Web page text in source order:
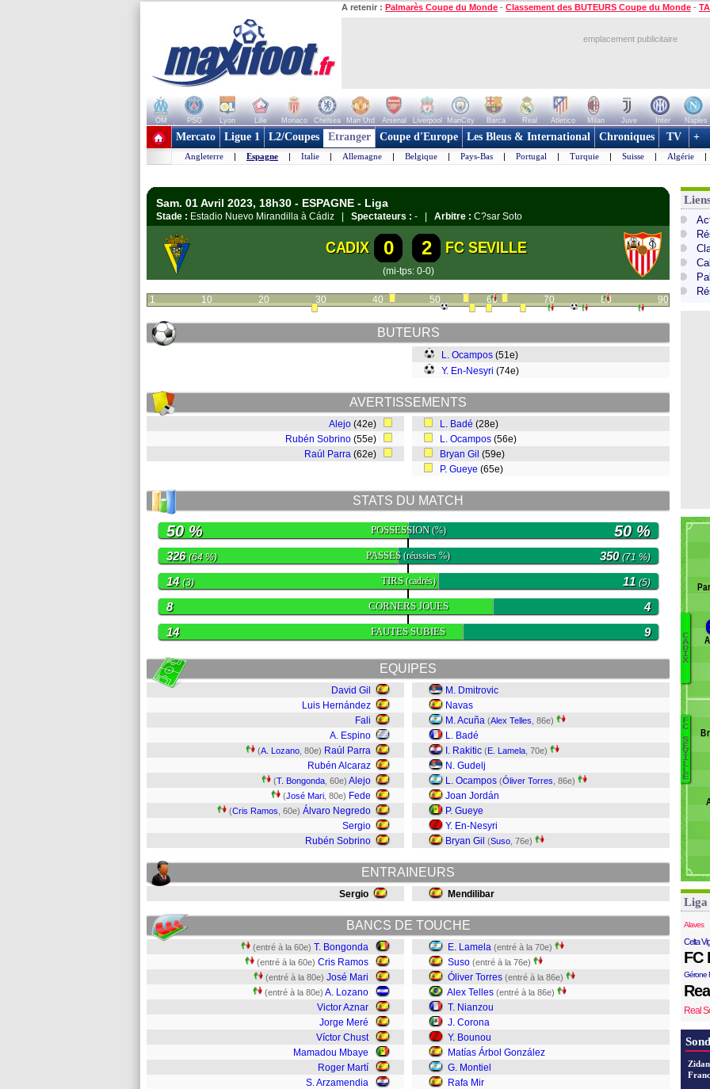
A retenir : Palmarès Coupe du Monde - Classement des BUTEURS Coupe du Monde -
emplacement publicitaire
OM PSG Lyon Lille Monaco Chelsea Man Utd Arsenal Liverpool ManCity Barca Real Atletico Milan Juve Inter Naples
+ de clubs
Mercato Ligue 1 L2/Coupes Etranger Coupe d'Europe Les Bleus & International Chroniques TV +
Angleterre | Espagne | Italie | Allemagne | Belgique | Pays-Bas | Portugal | Turquie | Suisse | Algérie |
Sam. 01 Avril 2023, 18h30 - ESPAGNE - Liga
Stade : Estadio Nuevo Mirandilla à Cádiz | Spectateurs : - | Arbitre : C?sar Soto
CADIX 0 2 FC SEVILLE
(mi-tps: 0-0)
1 10 20 30 40 50 60 70 80 90
BUTEURS
L. Ocampos (51e)
Y. En-Nesyri (74e)
AVERTISSEMENTS
Alejo (42e)
Rubén Sobrino (55e)
Raúl Parra (62e)
L. Badé (28e)
L. Ocampos (56e)
Bryan Gil (59e)
P. Gueye (65e)
STATS DU MATCH
POSSESSION(%)
50 % 50 %
PASSES(réussies %)
326(64 %) 350(71 %)
TIRS(cadrés)
14 (3) 11 (5)
CORNERS JOUES
8 4
FAUTES SUBIES
14 9
EQUIPES
David Gil
Luis Hernández
Fali
A. Espino
(A. Lozano , 80e) Raúl Parra
Rubén Alcaraz
(T. Bongonda , 60e) Alejo
(José Mari , 80e) Fede
(Cris Ramos , 60e) Álvaro Negredo
Sergio
Rubén Sobrino
M. Dmitrovic
Navas
M. Acuña (Alex Telles , 86e)
L. Badé
I. Rakitic (E. Lamela , 70e)
N. Gudelj
L. Ocampos (Óliver Torres , 86e)
Joan Jordán
P. Gueye
Y. En-Nesyri
Bryan Gil (Suso , 76e)
ENTRAINEURS
Sergio Mendilibar
BANCS DE TOUCHE
(entré à la 60e) T. Bongonda
(entré à la 60e) Cris Ramos
(entré à la 80e) José Mari
(entré à la 80e) A. Lozano
Victor Aznar
Jorge Meré
Víctor Chust
Mamadou Mbaye
Roger Martí
S. Arzamendia
E. Lamela (entré à la 70e)
Suso (entré à la 76e)
Óliver Torres (entré à la 86e)
Alex Telles (entré à la 86e)
T. Nianzou
J. Corona
Y. Bounou
Matías Árbol González
G. Montiel
Rafa Mir
C
A
D
I
X
F
C
S
E
V
I
L
L
E
Liga
Alaves
Celta
FC
Gérone
Real